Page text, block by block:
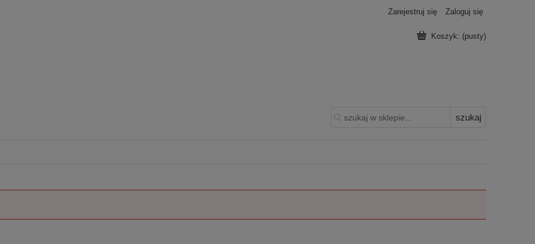
Zarejestruj się Zaloguj się
Koszyk: (pusty)
szukaj